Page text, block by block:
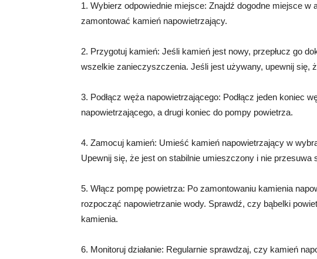
1. Wybierz odpowiednie miejsce: Znajdź dogodne miejsce w
zamontować kamień napowietrzający.
2. Przygotuj kamień: Jeśli kamień jest nowy, przepłucz go
wszelkie zanieczyszczenia. Jeśli jest używany, upewnij się,
3. Podłącz węża napowietrzającego: Podłącz jeden koniec
napowietrzającego, a drugi koniec do pompy powietrza.
4. Zamocuj kamień: Umieść kamień napowietrzający w
Upewnij się, że jest on stabilnie umieszczony i nie przesuwa
5. Włącz pompę powietrza: Po zamontowaniu kamienia
rozpocząć napowietrzanie wody. Sprawdź, czy bąbelki
kamienia.
6. Monitoruj działanie: Regularnie sprawdzaj, czy kamień